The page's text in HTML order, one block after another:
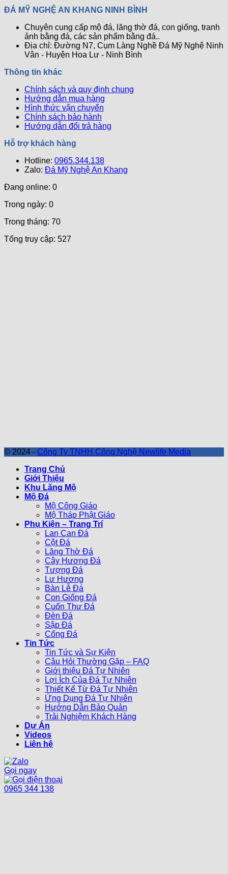
Bảo
Trì
Đá
Tự
Nhiên
Hiệu
Quả
Tự
Nhiên
Được
Giải
Đáp
Trí
Xây
Mộ
Ông
Bà
Tổ
Tiên
Chuẩn
Thủy
–
Bí
Quyết
Mang
Lại
Bình
Và
May
Đá
Ba
–
Mẫu
Mộ
Đẹp
và
Nghi
Ch0
Khu
Lăng
Mộ
ĐÁ MỸ NGHỆ AN KHANG NINH BÌNH
Chuyên cung cấp mộ đá, lăng thờ đá, con giống, tranh
ảnh bằng đá, các sản phẩm bằng đá..
Địa chỉ: Đường N7, Cụm Làng Nghề Đá Mỹ Nghệ Ninh
Vân - Huyện Hoa Lư - Ninh Bình
Thông tin khác
Chính sách và quy định chung
Hướng dẫn mua hàng
Hình thức vận chuyển
Chính sách bảo hành
Hướng dẫn đổi trả hàng
Hỗ trợ khách hàng
Hotline: 0965.344.138
Zalo: Đá Mỹ Nghệ An Khang
Đang online: 0
Trong ngày: 0
Trong tháng: 70
Tổng truy cập: 527
© 2024 - Công Ty TNHH Công Nghệ Newlife Media
Trang Chủ
Giới Thiệu
Khu Lăng Mộ
Mộ Đá
Mộ Công Giáo
Mộ Tháp Phật Giáo
Phụ Kiện – Trang Trí
Lan Can Đá
Cột Đá
Lăng Thờ Đá
Cây Hương Đá
Tượng Đá
Lư Hương
Bàn Lễ Đá
Con Giống Đá
Cuốn Thư Đá
Đèn Đá
Sập Đá
Cổng Đá
Tin Tức
Tin Tức và Sự Kiện
Câu Hỏi Thường Gặp – FAQ
Giới thiệu Đá Tự Nhiên
Lợi Ích Của Đá Tự Nhiên
Thiết Kế Từ Đá Tự Nhiên
Ứng Dụng Đá Tự Nhiên
Hướng Dẫn Bảo Quản
Trải Nghiệm Khách Hàng
Dự Án
Videos
Liên hệ
Gọi ngay
0965 344 138